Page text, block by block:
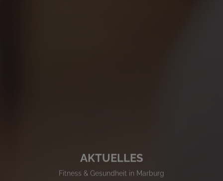
AKTUELLES
Fitness & Gesundheit in Marburg